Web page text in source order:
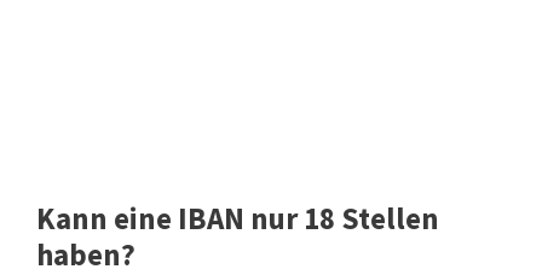
Kann eine IBAN nur 18 Stellen
haben?